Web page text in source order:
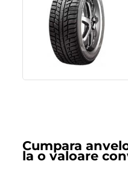
Cumpara
la o valoare